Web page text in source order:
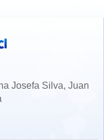
Josefa Silva, Juan